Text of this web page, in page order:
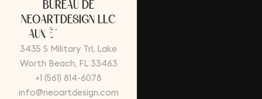
BUREAU DE
NEOARTDESIGN LLC
AUX ÉT
3435 S Military Trl, Lake
Worth Beach, FL 33463
+1 (561) 814-6078
info@neoartdesign.com